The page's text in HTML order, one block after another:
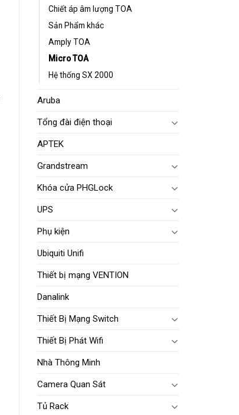
Chiết áp âm lượng TOA
Sản Phẩm khác
Amply TOA
Micro TOA
Hệ thống SX 2000
Aruba
Tổng đài điện thoại
APTEK
Grandstream
Khóa cửa PHGLock
UPS
Phụ kiện
Ubiquiti Unifi
Thiết bị mạng VENTION
Danalink
Thiết Bị Mạng Switch
Thiết Bị Phát Wifi
Nhà Thông Minh
Camera Quan Sát
Tủ Rack